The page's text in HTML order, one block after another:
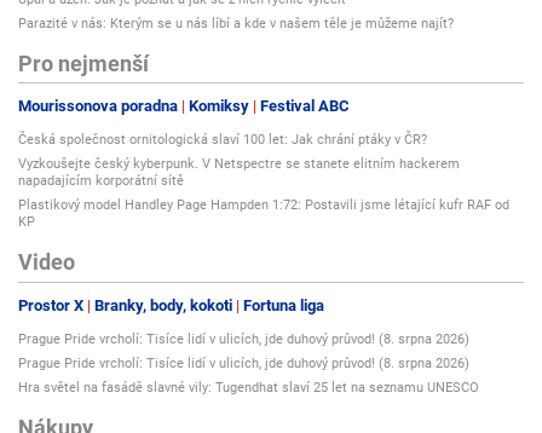
Parazité v nás: Kterým se u nás líbí a kde v našem těle je můžeme najít?
Pro nejmenší
Mourissonova poradna Komiksy Festival ABC
Česká společnost ornitologická slaví 100 let: Jak chrání ptáky v ČR?
Vyzkoušejte český kyberpunk. V Netspectre se stanete elitním hackerem
napadajícím korporátní sítě
Plastikový model Handley Page Hampden 1:72: Postavili jsme létající kufr RAF od
KP
Video
Prostor X Branky, body, kokoti Fortuna liga
Prague Pride vrcholí: Tisíce lidí v ulicích, jde duhový průvod! (8. srpna 2026)
Prague Pride vrcholí: Tisíce lidí v ulicích, jde duhový průvod! (8. srpna 2026)
Hra světel na fasádě slavné vily: Tugendhat slaví 25 let na seznamu UNESCO
Nákupy